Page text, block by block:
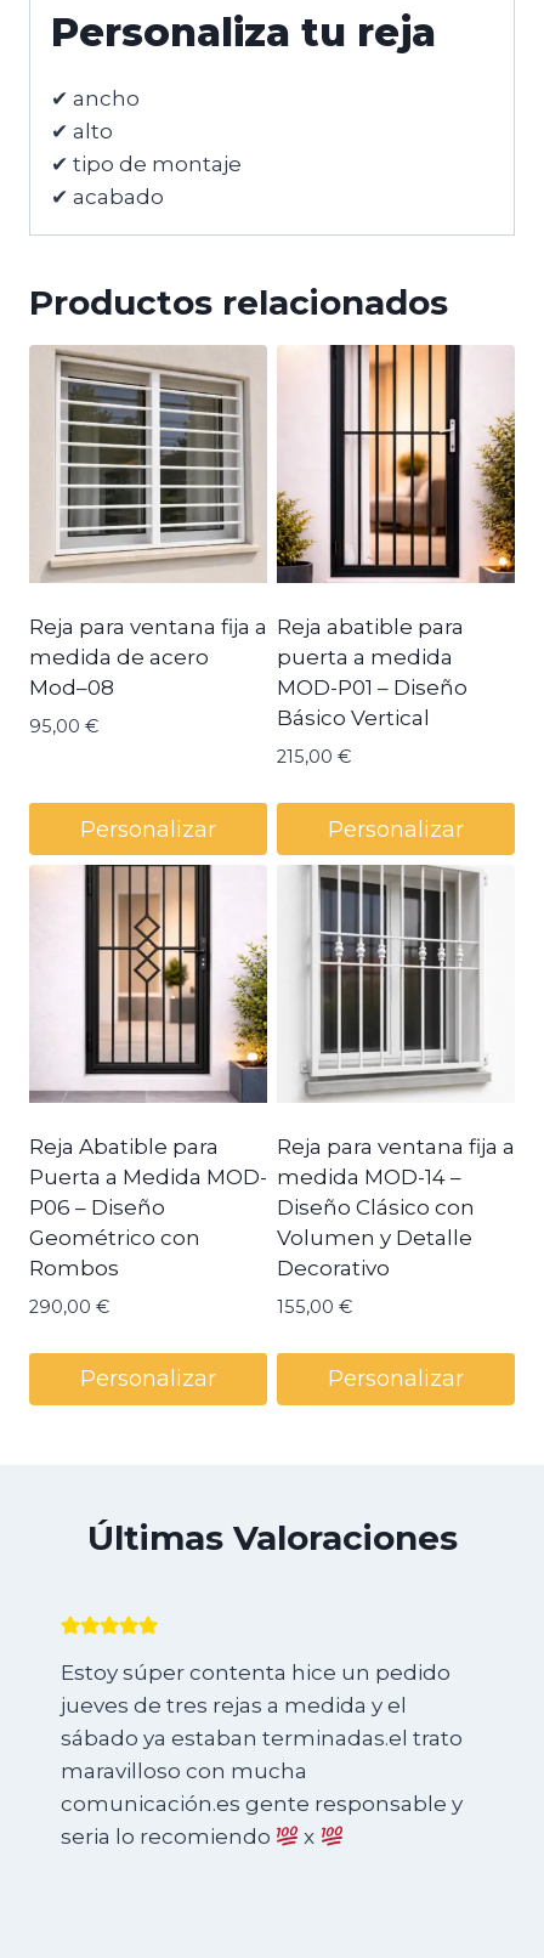
Personaliza tu reja
✔ ancho
✔ alto
✔ tipo de montaje
✔ acabado
Productos relacionados
Reja para ventana fija a
medida de acero
Mod–08
95,00 €
Personalizar
Reja abatible para
puerta a medida
MOD-P01 – Diseño
Básico Vertical
215,00 €
Personalizar
Reja Abatible para
Puerta a Medida MOD-
P06 – Diseño
Geométrico con
Rombos
290,00 €
Personalizar
Reja para ventana fija a
medida MOD-14 –
Diseño Clásico con
Volumen y Detalle
Decorativo
155,00 €
Personalizar
Últimas Valoraciones
Necesitaba tres armarios empotrados y
una cajonera para la tele y no conocía
ninguna carpintería en Murcia.
Llamando al azar por Internet, me
encontré con Catalin de Mundicasa y el
me ofreció el presupuesto más bajo de